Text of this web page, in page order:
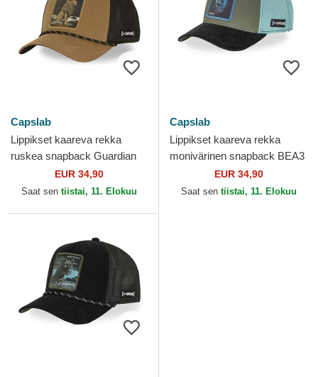
Capslab
Lippikset kaareva rekka
ruskea snapback Guardian
BEA3 LIOB Leijona Pedot
Capslab
EUR 34,90
Saat sen tiistai, 11. Elokuu
Capslab
Lippikset kaareva rekka
monivärinen snapback BEA3
FORB Peura Pedot Capslab
EUR 34,90
Saat sen tiistai, 11. Elokuu